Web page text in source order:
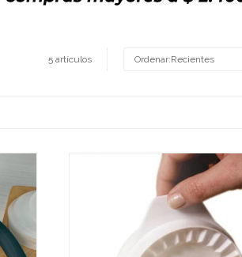
5 artículos Recientes